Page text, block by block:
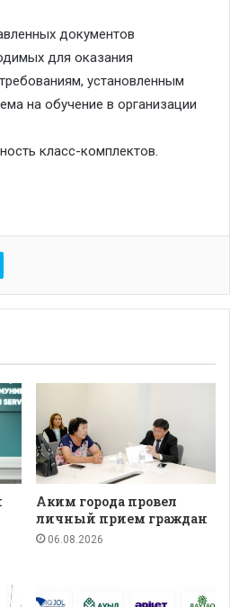
документов
для оказания
установленным
на обучение в организации
класс-комплектов.
Аким города провел
личный прием граждан
06.08.2026